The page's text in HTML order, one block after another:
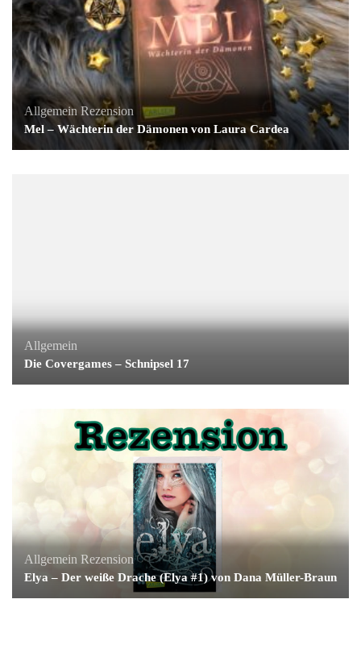
Allgemein Rezension
Mel – Wächterin der Dämonen von Laura Cardea
Allgemein
Die Covergames – Schnipsel 17
Allgemein Rezension
Elya – Der weiße Drache (Elya #1) von Dana Müller-Braun